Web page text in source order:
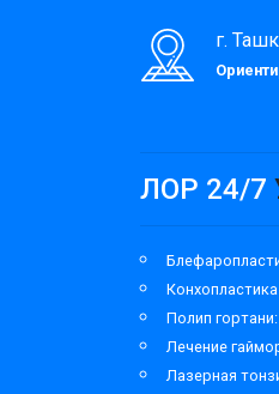
г.
ЛОР 24/7
Конхопластика
Полип
Лечение
Лазерная